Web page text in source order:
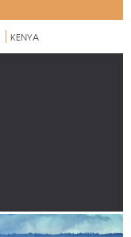
KENYA